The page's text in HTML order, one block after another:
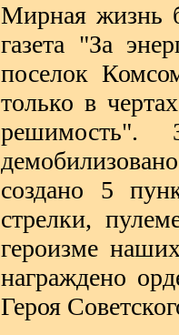
Мирная жизнь
газета "За
поселок
только в
создано 5
стрелки,
героизме
награждено
Героя